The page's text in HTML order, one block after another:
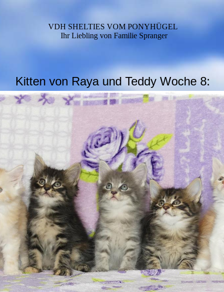
VDH SHELTIES VOM PONYHÜGEL
Ihr Liebling von Familie Spranger
Kitten von Raya und Teddy Woche 8: